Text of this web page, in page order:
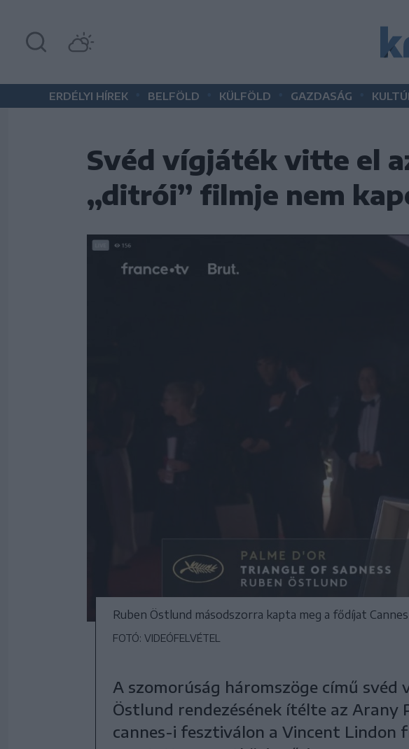
ERDÉLYI HÍREK BELFÖLD KÜLFÖLD GAZDASÁG
Svéd vígjáték vitte el
„ditrói” filmje nem
Ruben Östlund másodszorra kapta meg a fődíjat
FOTÓ: VIDEÓFELVÉTEL
A szomorúság háromszöge című svéd
Östlund rendezésének ítélte az Arany
cannes-i fesztiválon a Vincent Lindon